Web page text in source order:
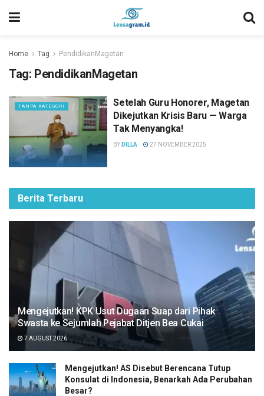
Home Tag PendidikanMagetan
Tag: PendidikanMagetan
TANPA KATEGORI
Setelah Guru Honorer, Magetan
Dikejutkan Krisis Baru — Warga
Tak Menyangka!
BY DILLA 27 NOVEMBER 2025
Berita Terbaru
Mengejutkan! KPK Usut Dugaan Suap dari Pihak
Swasta ke Sejumlah Pejabat Ditjen Bea Cukai
7 AUGUST 2026
Mengejutkan! AS Disebut Berencana Tutup
Konsulat di Indonesia, Benarkah Ada Perubahan
Besar?